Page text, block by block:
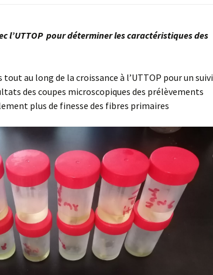
l’UTTOP pour déterminer les caractéristiques des
au long de la croissance à l’UTTOP pour un suivi
des coupes microscopiques des prélèvements
plus de finesse des fibres primaires